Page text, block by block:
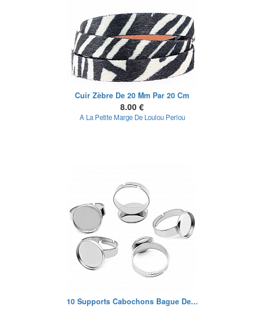
Cuir Zèbre De 20 Mm Par 20 Cm
8.00 €
A La Petite Marge De Loulou Perlou
10 Supports Cabochons Bague De...